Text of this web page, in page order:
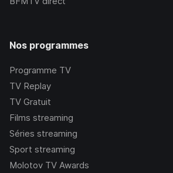
Nos programmes
Programme TV
TV Replay
TV Gratuit
Films streaming
Séries streaming
Sport streaming
Molotov TV Awards